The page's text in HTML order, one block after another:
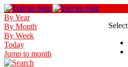
By Year
By Month
By Week
Today
Jump to month